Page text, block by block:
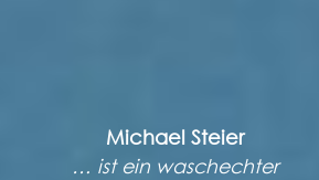
Michael Steier
… ist ein waschechter